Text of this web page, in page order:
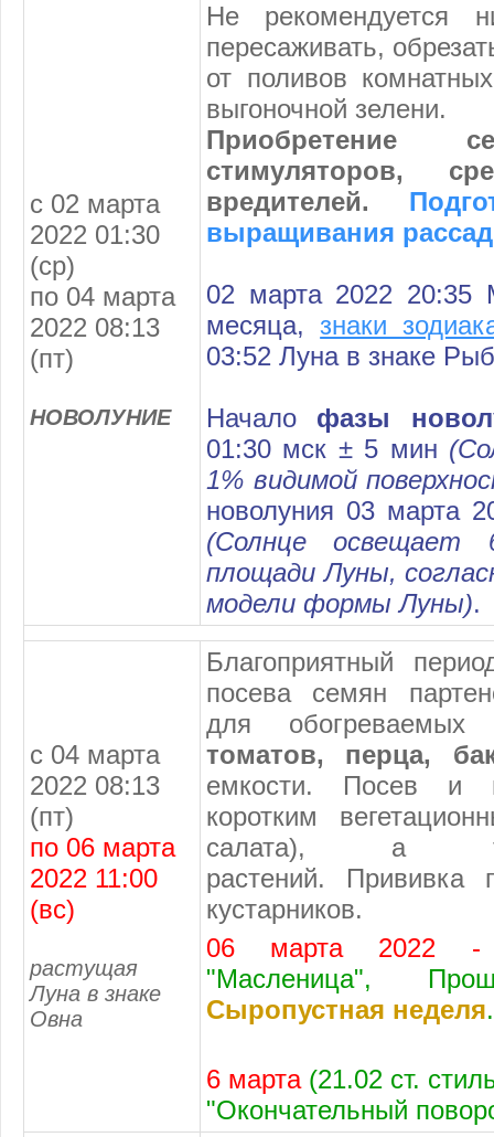
с 02 марта
2022 01:30
(ср)
по 04 марта
2022 08:13
(пт)
НОВОЛУНИЕ
Не рекомендуется
пересаживать,
от поливов
выгоночной зелени.
Приобретение
стимуляторов,
вредителей.
выращивания
02 марта 2022 20:35
месяца,знаки
03:52 Луна в знаке
Начало фазы
01:30 мск ± 5 мин
1% видимой
новолуния 03 марта
(Солнце освещает
площади Луны,
модели формы Луны).
с 04 марта
2022 08:13
(пт)
по 06 марта
2022 11:00
(вс)
растущая
Луна в знаке
Овна
Благоприятный
посева семян
для
томатов, перца,
емкости. Посев и
коротким
салата), а
растений. Прививка
кустарников.
06 марта
"Масленица",
Сыропустная неделя.
6 марта(21.02 ст.
"Окончательный